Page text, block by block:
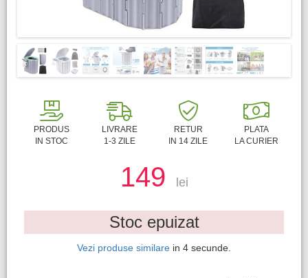
PRODUS
IN STOC
LIVRARE
1-3 ZILE
RETUR
IN 14 ZILE
PLATA
LA CURIER
149 lei
Stoc epuizat
Vezi produse similare in 3 secunde.